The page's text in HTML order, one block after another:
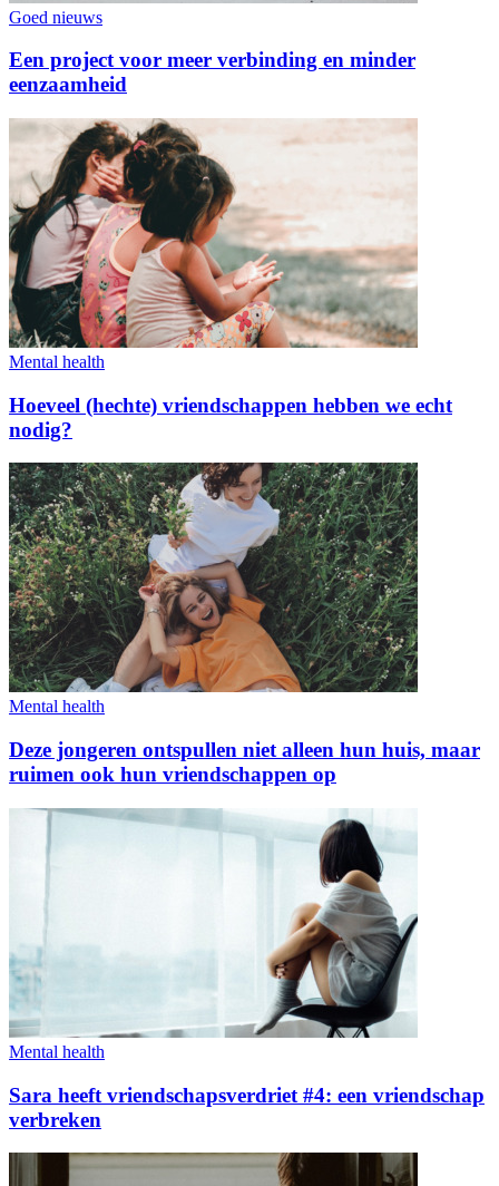
Goed nieuws
Een project voor meer verbinding en minder
eenzaamheid
Mental health
Hoeveel (hechte) vriendschappen hebben we echt
nodig?
Mental health
Deze jongeren ontspullen niet alleen hun huis, maar
ruimen ook hun vriendschappen op
Mental health
Sara heeft vriendschapsverdriet #4: een vriendschap
verbreken